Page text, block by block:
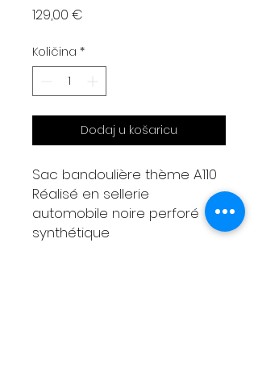
129,00 €
Količina *
Dodaj u košaricu
Sac bandoulière thème A110
Réalisé en sellerie
automobile noire perforé
synthétique